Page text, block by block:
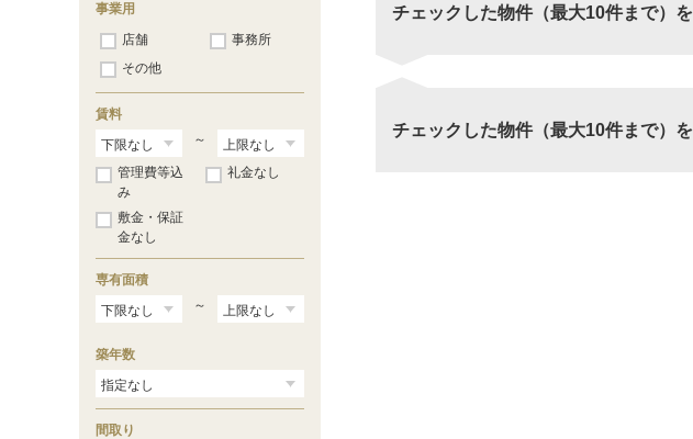
チェックした物件（最大10件まで）を
チェックした物件（最大10件まで）を
事業用
店舗
事務所
その他
賃料
～
管理費等込
み
礼金なし
敷金・保証
金なし
専有面積
～
築年数
間取り